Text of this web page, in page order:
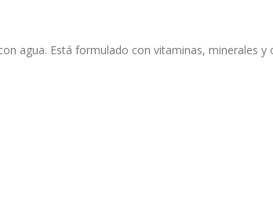
agua. Está formulado con vitaminas, minerales y